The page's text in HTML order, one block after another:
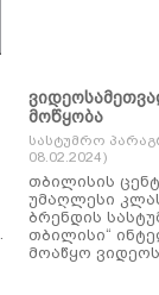
მოწყობა
სასტუმრო
08.02.2024)
თბილისის
უმაღლესი
ბრენდის
თბილისი“
მოაწყო